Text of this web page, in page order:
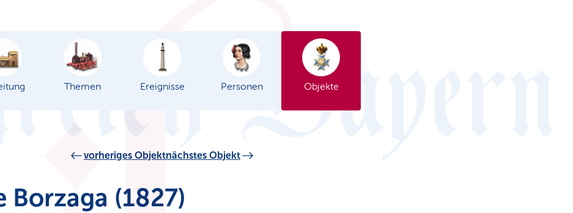
Themen Ereignisse Personen Objekte
vorheriges Objektnächstes Objekt
Borzaga (1827)